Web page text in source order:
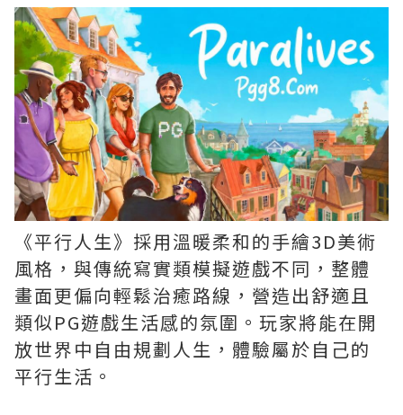
《平行人生》採用溫暖柔和的手繪3D美術
風格，與傳統寫實類模擬遊戲不同，整體
畫面更偏向輕鬆治癒路線，營造出舒適且
類似PG遊戲生活感的氛圍。玩家將能在開
放世界中自由規劃人生，體驗屬於自己的
平行生活。